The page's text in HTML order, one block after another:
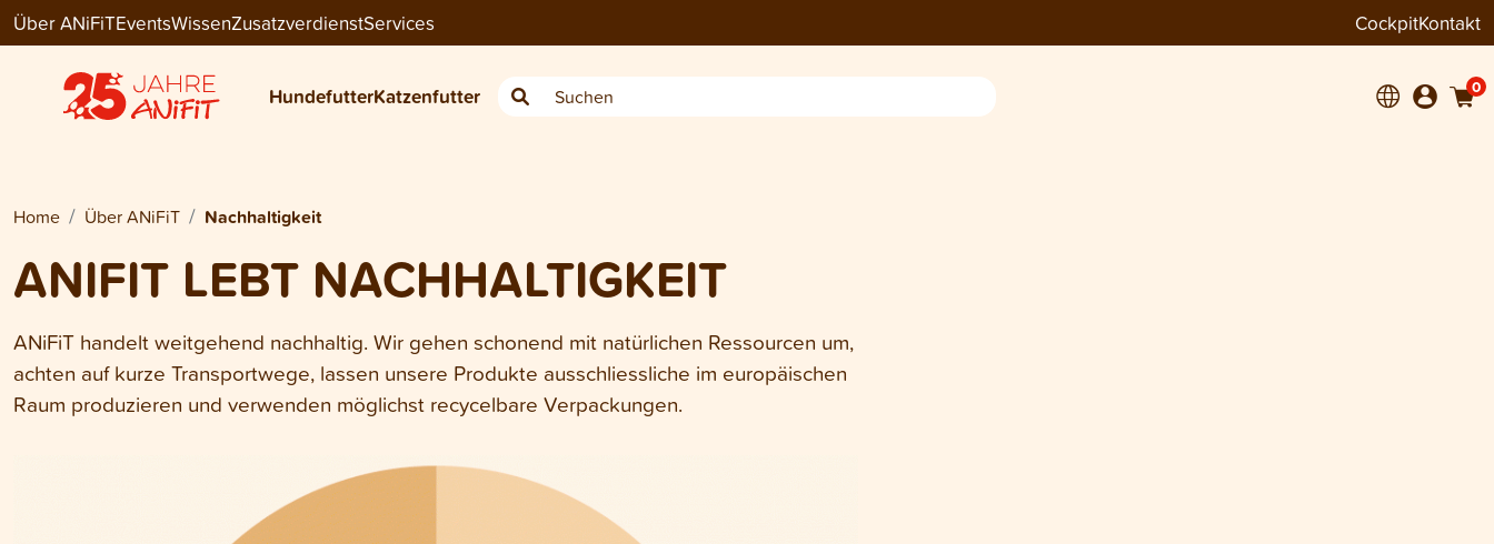
Über ANiFiTEventsWissenZusatzverdienstServices CockpitKontakt
HundefutterKatzenfutter 0
Home Über ANiFiT Nachhaltigkeit
ANIFIT LEBT NACHHALTIGKEIT
ANiFiT handelt weitgehend nachhaltig. Wir gehen schonend mit natürlichen Ressourcen um,
achten auf kurze Transportwege, lassen unsere Produkte ausschliessliche im europäischen
Raum produzieren und verwenden möglichst recycelbare Verpackungen.